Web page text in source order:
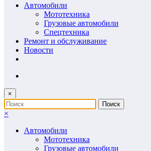
Автомобили
Мототехника
Грузовые автомобили
Спецтехника
Ремонт и обслуживание
Новости
×
×
Автомобили
Мототехника
Грузовые автомобили